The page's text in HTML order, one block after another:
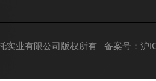
实业有限公司版权所有 备案号：沪